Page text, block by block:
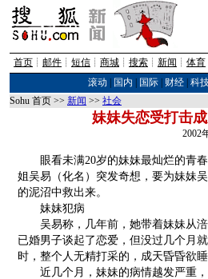
首页 ┊ 邮件 ┊ 短信 ┊ 商城 ┊ 搜索 ┊ 新闻 ┊ 体育
滚动
国内 国际| 财经| 科
Sohu 首页 >> 新闻 >> 社会
妹妹失恋受打击
2002
眼看未满20岁的妹妹最灿烂的青春
姐吴易（化名）突发奇想，要为妹妹
的泥沼中救出来。
妹妹犯病
吴易称，几年前，她带着妹妹从涪
已婚男子谈起了恋爱，但没过几个月
时，整个人无精打采的，成天昏昏欲睡
近几个月，妹妹的病情越发严重，